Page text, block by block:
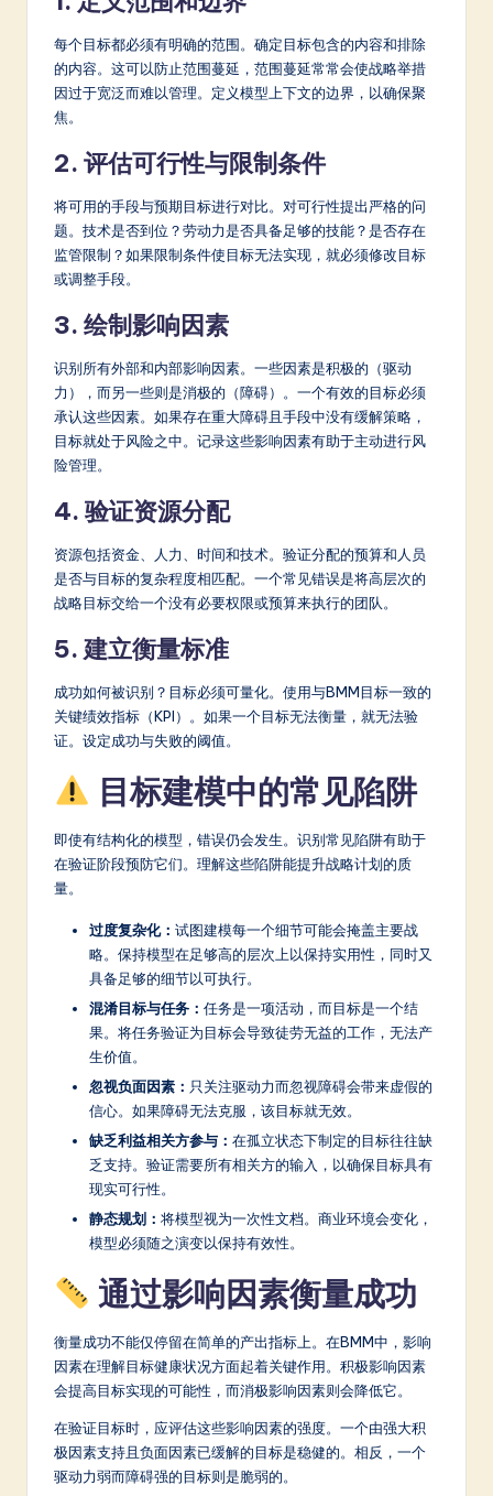
每个目标都必须有明确的范围。确定目标包含的内容和排除
的内容。这可以防止范围蔓延，范围蔓延常常会使战略举措
因过于宽泛而难以管理。定义模型上下文的边界，以确保聚
焦。
2. 评估可行性与限制条件
将可用的手段与预期目标进行对比。对可行性提出严格的问
题。技术是否到位？劳动力是否具备足够的技能？是否存在
监管限制？如果限制条件使目标无法实现，就必须修改目标
或调整手段。
3. 绘制影响因素
识别所有外部和内部影响因素。一些因素是积极的（驱动
力），而另一些则是消极的（障碍）。一个有效的目标必须
承认这些因素。如果存在重大障碍且手段中没有缓解策略，
目标就处于风险之中。记录这些影响因素有助于主动进行风
险管理。
4. 验证资源分配
资源包括资金、人力、时间和技术。验证分配的预算和人员
是否与目标的复杂程度相匹配。一个常见错误是将高层次的
战略目标交给一个没有必要权限或预算来执行的团队。
5. 建立衡量标准
成功如何被识别？目标必须可量化。使用与BMM目标一致的
关键绩效指标（KPI）。如果一个目标无法衡量，就无法验
证。设定成功与失败的阈值。
目标建模中的常见陷阱
即使有结构化的模型，错误仍会发生。识别常见陷阱有助于
在验证阶段预防它们。理解这些陷阱能提升战略计划的质
量。
过度复杂化： 试图建模每一个细节可能会掩盖主要战
略。保持模型在足够高的层次上以保持实用性，同时又
具备足够的细节以可执行。
混淆目标与任务： 任务是一项活动，而目标是一个结
果。将任务验证为目标会导致徒劳无益的工作，无法产
生价值。
忽视负面因素： 只关注驱动力而忽视障碍会带来虚假的
信心。如果障碍无法克服，该目标就无效。
缺乏利益相关方参与： 在孤立状态下制定的目标往往缺
乏支持。验证需要所有相关方的输入，以确保目标具有
现实可行性。
静态规划： 将模型视为一次性文档。商业环境会变化，
模型必须随之演变以保持有效性。
通过影响因素衡量成功
衡量成功不能仅停留在简单的产出指标上。在BMM中，影响
因素在理解目标健康状况方面起着关键作用。积极影响因素
会提高目标实现的可能性，而消极影响因素则会降低它。
在验证目标时，应评估这些影响因素的强度。一个由强大积
极因素支持且负面因素已缓解的目标是稳健的。相反，一个
驱动力弱而障碍强的目标则是脆弱的。